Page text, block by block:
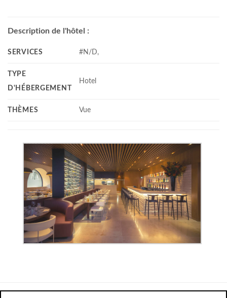
Description de l'hôtel :
SERVICES #N/D,
TYPE
D'HÉBERGEMENT
Hotel
THÈMES Vue